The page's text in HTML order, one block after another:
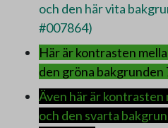
och den här vita
#007864)
Här är kontrasten
den gröna bakgrunden
Även här är
och den svarta